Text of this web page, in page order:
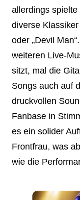
allerdings
diverse
oder „Devil
weiteren Live-
sitzt, mal die
Songs auch auf
druckvollen
Fanbase in
es ein solider
Frontfrau, was
wie die